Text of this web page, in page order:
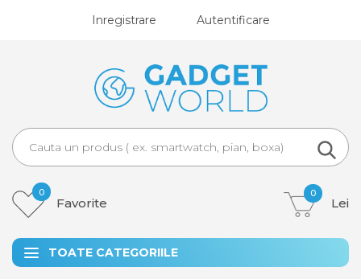
Inregistrare Autentificare
0
Favorite
0
Lei
TOATE CATEGORIILE